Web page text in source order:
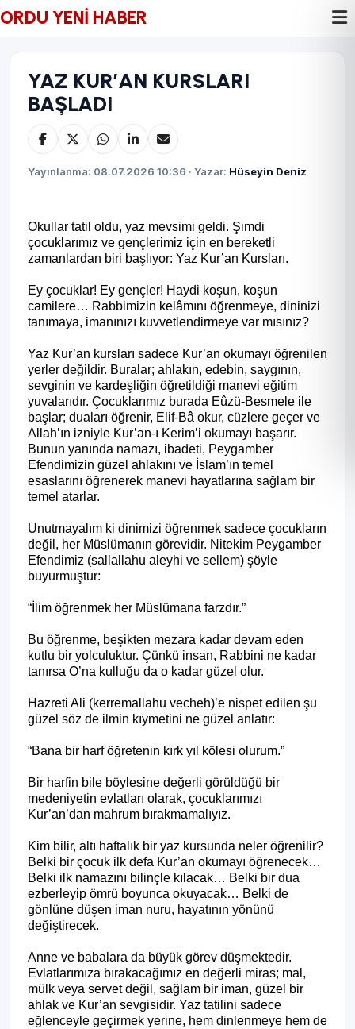
ORDU YENİ HABER
YAZ KUR’AN KURSLARI
BAŞLADI
Yayınlanma: 08.07.2026 10:36 · Yazar: Hüseyin Deniz
Okullar tatil oldu, yaz mevsimi geldi. Şimdi
çocuklarımız ve gençlerimiz için en bereketli
zamanlardan biri başlıyor: Yaz Kur’an Kursları.
Ey çocuklar! Ey gençler! Haydi koşun, koşun
camilere… Rabbimizin kelâmını öğrenmeye, dininizi
tanımaya, imanınızı kuvvetlendirmeye var mısınız?
Yaz Kur’an kursları sadece Kur’an okumayı öğrenilen
yerler değildir. Buralar; ahlakın, edebin, saygının,
sevginin ve kardeşliğin öğretildiği manevi eğitim
yuvalarıdır. Çocuklarımız burada Eûzü-Besmele ile
başlar; duaları öğrenir, Elif-Bâ okur, cüzlere geçer ve
Allah’ın izniyle Kur’an-ı Kerim’i okumayı başarır.
Bunun yanında namazı, ibadeti, Peygamber
Efendimizin güzel ahlakını ve İslam’ın temel
esaslarını öğrenerek manevi hayatlarına sağlam bir
temel atarlar.
Unutmayalım ki dinimizi öğrenmek sadece çocukların
değil, her Müslümanın görevidir. Nitekim Peygamber
Efendimiz (sallallahu aleyhi ve sellem) şöyle
buyurmuştur:
“İlim öğrenmek her Müslümana farzdır.”
Bu öğrenme, beşikten mezara kadar devam eden
kutlu bir yolculuktur. Çünkü insan, Rabbini ne kadar
tanırsa O’na kulluğu da o kadar güzel olur.
Hazreti Ali (kerremallahu vecheh)’e nispet edilen şu
güzel söz de ilmin kıymetini ne güzel anlatır:
“Bana bir harf öğretenin kırk yıl kölesi olurum.”
Bir harfin bile böylesine değerli görüldüğü bir
medeniyetin evlatları olarak, çocuklarımızı
Kur’an’dan mahrum bırakmamalıyız.
Kim bilir, altı haftalık bir yaz kursunda neler öğrenilir?
Belki bir çocuk ilk defa Kur’an okumayı öğrenecek…
Belki ilk namazını bilinçle kılacak… Belki bir dua
ezberleyip ömrü boyunca okuyacak… Belki de
gönlüne düşen iman nuru, hayatının yönünü
değiştirecek.
Anne ve babalara da büyük görev düşmektedir.
Evlatlarımıza bırakacağımız en değerli miras; mal,
mülk veya servet değil, sağlam bir iman, güzel bir
ahlak ve Kur’an sevgisidir. Yaz tatilini sadece
eğlenceyle geçirmek yerine, hem dinlenmeye hem de